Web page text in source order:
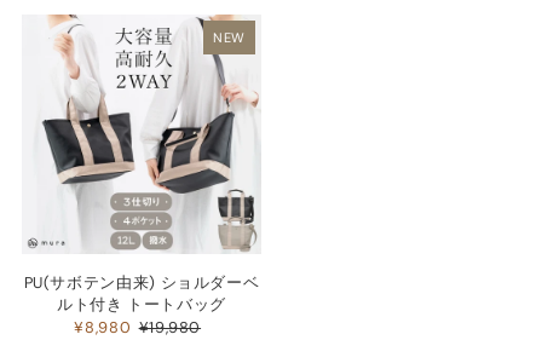
関連性が最も高い
ベストセラー
アルファベット順, A-Z
アルファベット順, Z-A
価格の安い順
価格の高い順
古い商品順
NEW
PU(サボテン由来) ショルダーベ
ルト付き トートバッグ
¥8,980 ¥19,980